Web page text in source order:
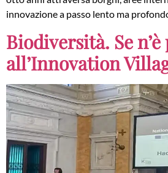
innovazione a passo lento ma
Biodiversità. Se
all’Innovation